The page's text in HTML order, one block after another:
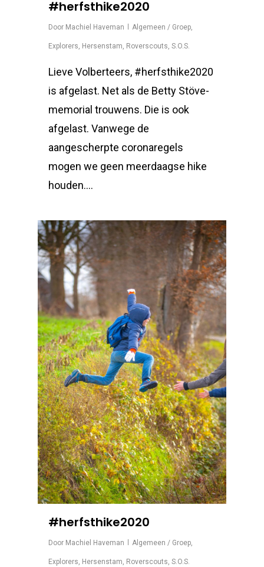
#herfsthike2020
Door Machiel Haveman Algemeen / Groep,
Explorers, Hersenstam, Roverscouts, S.O.S.
Lieve Volberteers, #herfsthike2020
is afgelast. Net als de Betty Stöve-
memorial trouwens. Die is ook
afgelast. Vanwege de
aangescherpte coronaregels
mogen we geen meerdaagse hike
houden….
#herfsthike2020
Door Machiel Haveman Algemeen / Groep,
Explorers, Hersenstam, Roverscouts, S.O.S.